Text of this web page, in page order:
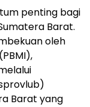
penting bagi
Barat.
oleh
Barat yang